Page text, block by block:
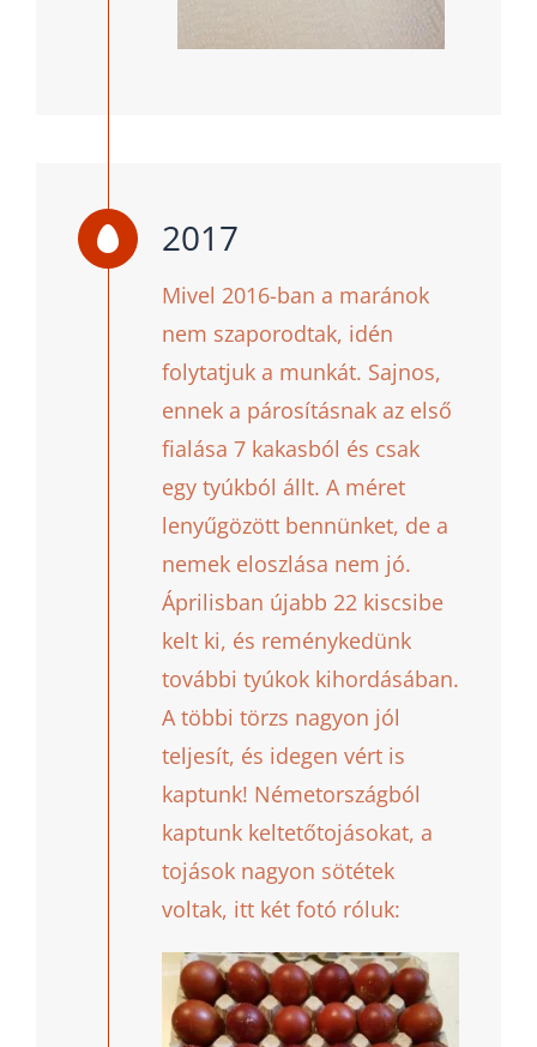
2017
Mivel 2016-ban a maránok
nem szaporodtak, idén
folytatjuk a munkát. Sajnos,
ennek a párosításnak az első
fialása 7 kakasból és csak
egy tyúkból állt. A méret
lenyűgözött bennünket, de a
nemek eloszlása nem jó.
Áprilisban újabb 22 kiscsibe
kelt ki, és reménykedünk
további tyúkok kihordásában.
A többi törzs nagyon jól
teljesít, és idegen vért is
kaptunk! Németországból
kaptunk keltetőtojásokat, a
tojások nagyon sötétek
voltak, itt két fotó róluk: